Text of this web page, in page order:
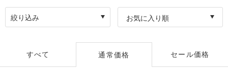
絞り込み お気に入り順
すべて 通常価格 セール価格